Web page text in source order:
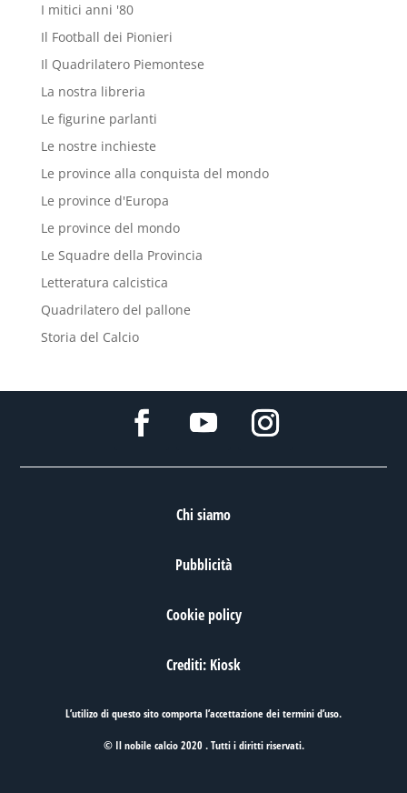
I mitici anni '80
Il Football dei Pionieri
Il Quadrilatero Piemontese
La nostra libreria
Le figurine parlanti
Le nostre inchieste
Le province alla conquista del mondo
Le province d'Europa
Le province del mondo
Le Squadre della Provincia
Letteratura calcistica
Quadrilatero del pallone
Storia del Calcio
Chi siamo
Pubblicità
Cookie policy
Crediti: Kiosk
L’utilizo di questo sito comporta l’accettazione deitermini d’uso.
© Il nobile calcio 2020 . Tutti i diritti riservati.